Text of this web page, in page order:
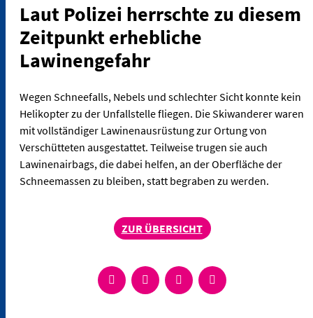
Laut Polizei herrschte zu diesem
Zeitpunkt erhebliche
Lawinengefahr
Wegen Schneefalls, Nebels und schlechter Sicht konnte kein
Helikopter zu der Unfallstelle fliegen. Die Skiwanderer waren
mit vollständiger Lawinenausrüstung zur Ortung von
Verschütteten ausgestattet. Teilweise trugen sie auch
Lawinenairbags, die dabei helfen, an der Oberfläche der
Schneemassen zu bleiben, statt begraben zu werden.
ZUR ÜBERSICHT